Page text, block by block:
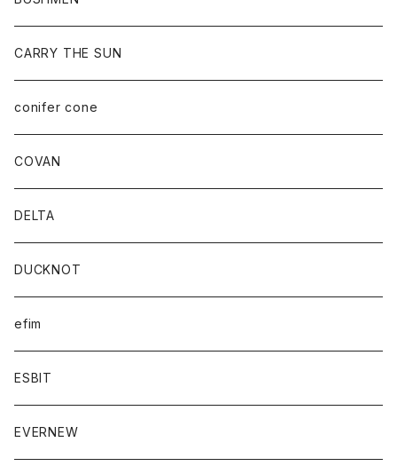
CARRY THE SUN
conifer cone
COVAN
DELTA
DUCKNOT
efim
ESBIT
EVERNEW